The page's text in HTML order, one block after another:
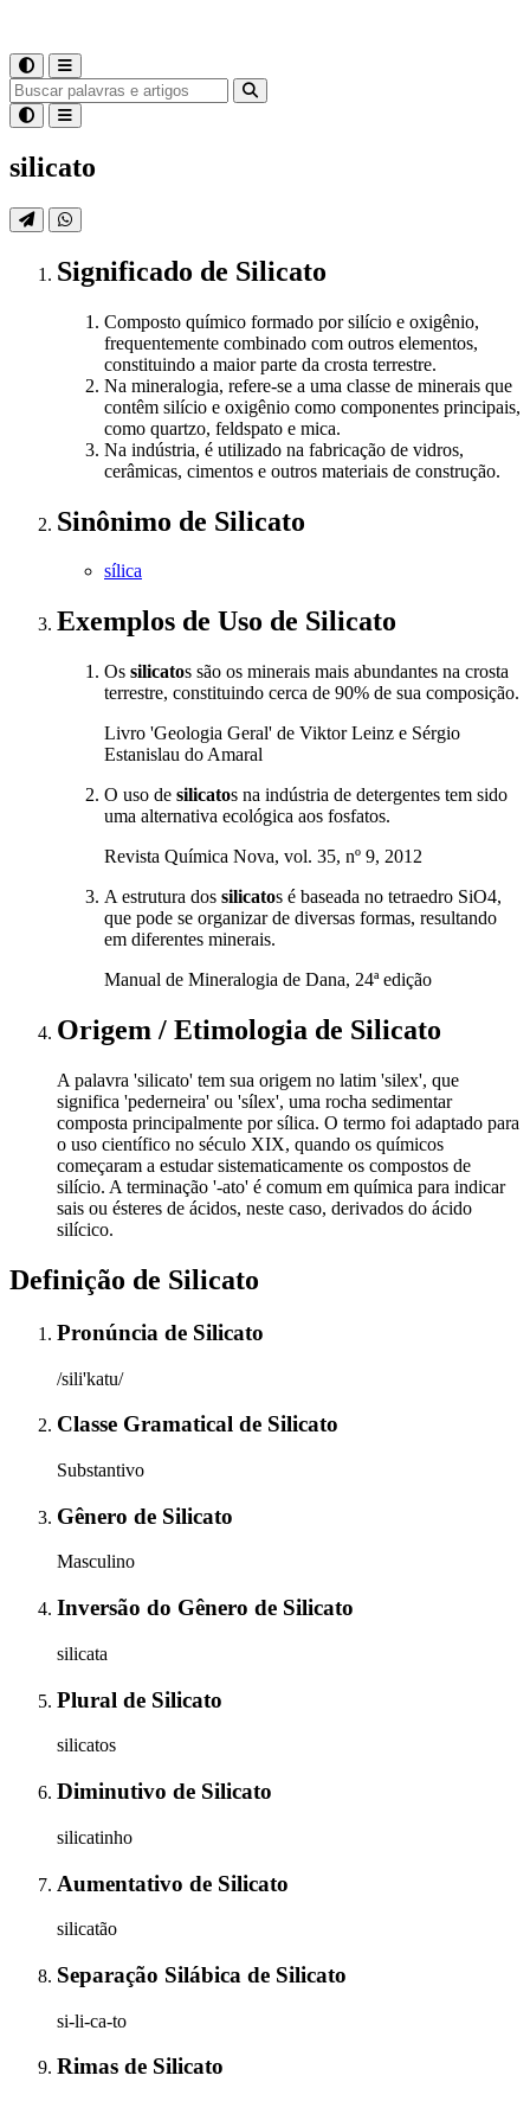
silicato
Significado de Silicato
Composto químico formado por silício e oxigênio,
frequentemente combinado com outros elementos,
constituindo a maior parte da crosta terrestre.
Na mineralogia, refere-se a uma classe de minerais que
contêm silício e oxigênio como componentes principais,
como quartzo, feldspato e mica.
Na indústria, é utilizado na fabricação de vidros,
cerâmicas, cimentos e outros materiais de construção.
Sinônimo de Silicato
sílica
Exemplos de Uso de Silicato
Os silicatos são os minerais mais abundantes na crosta
terrestre, constituindo cerca de 90% de sua composição.
Livro 'Geologia Geral' de Viktor Leinz e Sérgio
Estanislau do Amaral
O uso de silicatos na indústria de detergentes tem sido
uma alternativa ecológica aos fosfatos.
Revista Química Nova, vol. 35, nº 9, 2012
A estrutura dos silicatos é baseada no tetraedro SiO4,
que pode se organizar de diversas formas, resultando
em diferentes minerais.
Manual de Mineralogia de Dana, 24ª edição
Origem / Etimologia de Silicato
A palavra 'silicato' tem sua origem no latim 'silex', que
significa 'pederneira' ou 'sílex', uma rocha sedimentar
composta principalmente por sílica. O termo foi adaptado para
o uso científico no século XIX, quando os químicos
começaram a estudar sistematicamente os compostos de
silício. A terminação '-ato' é comum em química para indicar
sais ou ésteres de ácidos, neste caso, derivados do ácido
silícico.
Definição de Silicato
Pronúncia de Silicato
/sili'katu/
Classe Gramatical de Silicato
Substantivo
Gênero de Silicato
Masculino
Inversão do Gênero de Silicato
silicata
Plural de Silicato
silicatos
Diminutivo de Silicato
silicatinho
Aumentativo de Silicato
silicatão
Separação Silábica de Silicato
si-li-ca-to
Rimas de Silicato